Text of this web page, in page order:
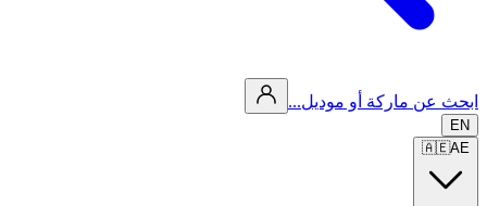
ابحث عن ماركة أو موديل...
EN
🇦🇪AE